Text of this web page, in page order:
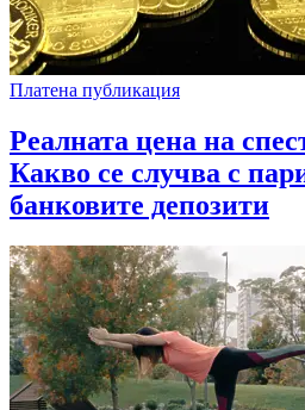
Платена публикация
Реалната цена на
Какво се случва с
банковите депозити